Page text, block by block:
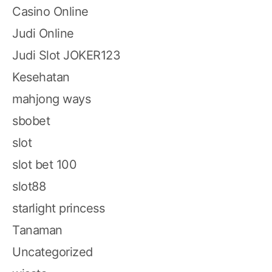
Casino Online
Judi Online
Judi Slot JOKER123
Kesehatan
mahjong ways
sbobet
slot
slot bet 100
slot88
starlight princess
Tanaman
Uncategorized